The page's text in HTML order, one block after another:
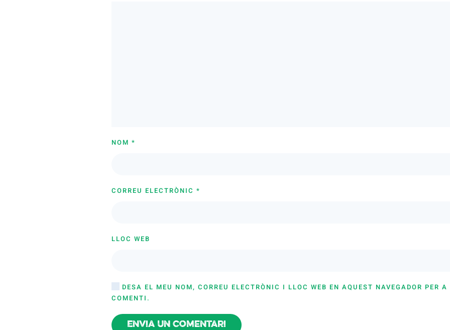
NOM *
CORREU ELECTRÒNIC *
LLOC WEB
DESA EL MEU NOM, CORREU ELECTRÒNIC I LLOC WEB EN AQUEST NAVEGADOR PER
COMENTI.
Envia un comentari